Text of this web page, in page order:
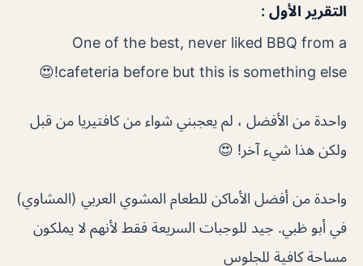
التقرير الأول :
One of the best, never liked BBQ from a
cafeteria before but this is something else!😍
واحدة من الأفضل ، لم يعجبني شواء من كافتيريا من قبل
ولكن هذا شيء آخر! 😍
واحدة من أفضل الأماكن للطعام المشوي العربي (المشاوي)
في أبو ظبي. جيد للوجبات السريعة فقط لأنهم لا يملكون
مساحة كافية للجلوس